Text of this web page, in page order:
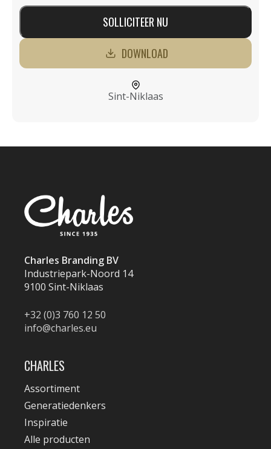
SOLLICITEER NU
DOWNLOAD
Sint-Niklaas
Charles Branding BV
Industriepark-Noord 14
9100 Sint-Niklaas
+32 (0)3 760 12 50
info@charles.eu
CHARLES
Assortiment
Generatiedenkers
Inspiratie
Alle producten